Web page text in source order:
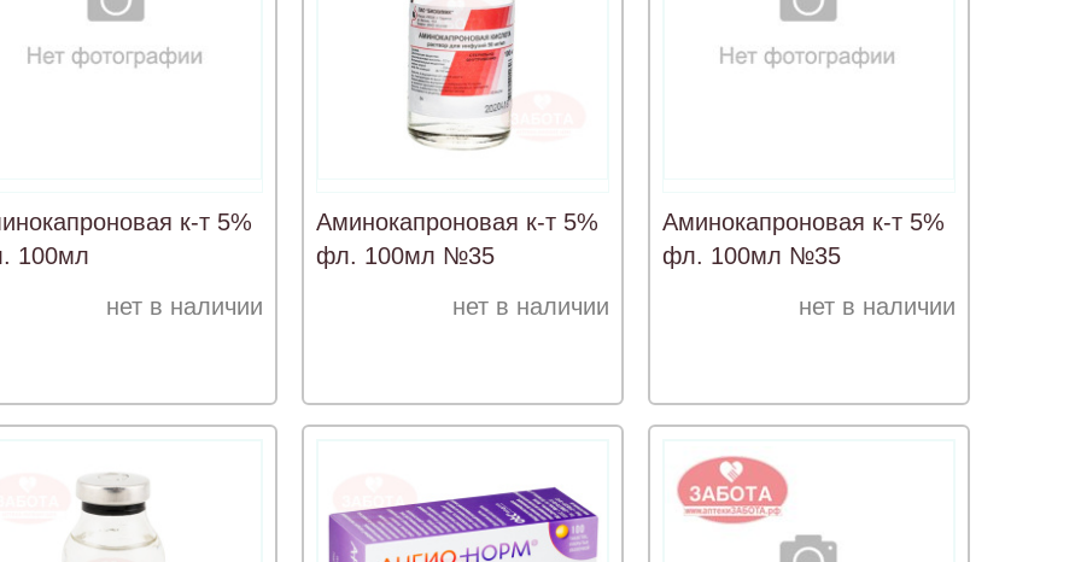
к-т 5%
100мл
нет в наличии
Аминокапроновая к-т 5%
фл. 100мл №35
нет в наличии
Аминокапроновая к-т 5%
фл. 100мл №35
нет в наличии